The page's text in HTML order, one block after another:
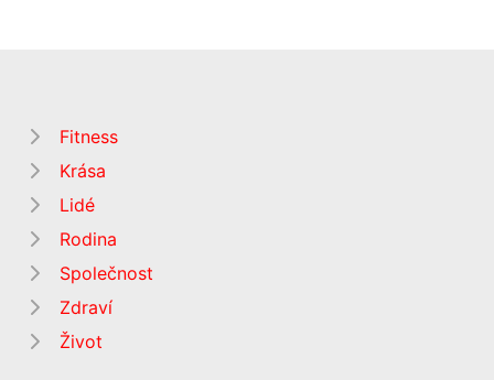
Fitness
Krása
Lidé
Rodina
Společnost
Zdraví
Život